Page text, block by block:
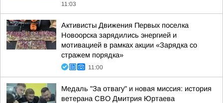
11:03
Активисты Движения Первых поселка
Новоорска зарядились энергией и
мотивацией в рамках акции «Зарядка со
стражем порядка»
11:00
Медаль "За отвагу" и новая миссия: история
ветерана СВО Дмитрия Юртаева